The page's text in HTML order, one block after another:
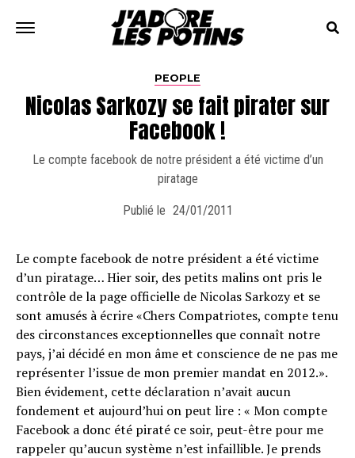
PEOPLE
Nicolas Sarkozy se fait pirater sur
Facebook !
Le compte facebook de notre président a été victime d’un
piratage
Publié le 24/01/2011
Le compte facebook de notre président a été victime
d’un piratage… Hier soir, des petits malins ont pris le
contrôle de la page officielle de Nicolas Sarkozy et se
sont amusés à écrire «Chers Compatriotes, compte tenu
des circonstances exceptionnelles que connaît notre
pays, j’ai décidé en mon âme et conscience de ne pas me
représenter l’issue de mon premier mandat en 2012.».
Bien évidement, cette déclaration n’avait aucun
fondement et aujourd’hui on peut lire : « Mon compte
Facebook a donc été piraté ce soir, peut-être pour me
rappeler qu’aucun système n’est infaillible. Je prends